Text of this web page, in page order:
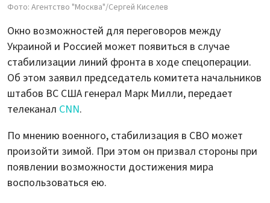
Фото: Агентство "Москва"/Сергей Киселев
Окно возможностей для переговоров между
Украиной и Россией может появиться в случае
стабилизации линий фронта в ходе спецоперации.
Об этом заявил председатель комитета начальников
штабов ВС США генерал Марк Милли, передает
телеканал CNN.
По мнению военного, стабилизация в СВО может
произойти зимой. При этом он призвал стороны при
появлении возможности достижения мира
воспользоваться ею.